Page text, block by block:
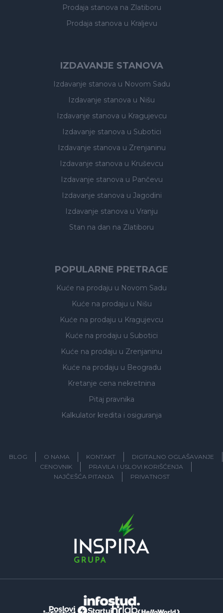
Prodaja stanova na Zlatiboru
Prodaja stanova u Kraljevu
IZDAVANJE STANOVA
Izdavanje stanova u Novom Sadu
Izdavanje stanova u Nišu
Izdavanje stanova u Kragujevcu
Izdavanje stanova u Subotici
Izdavanje stanova u Zrenjaninu
Izdavanje stanova u Kruševcu
Izdavanje stanova u Pančevu
Izdavanje stanova u Jagodini
Izdavanje stanova u Vranju
Stan na dan na Zlatiboru
POPULARNE PRETRAGE
Kuće na prodaju u Novom Sadu
Kuće na prodaju u Nišu
Kuće na prodaju u Kragujevcu
Kuće na prodaju u Subotici
Kuće na prodaju u Zrenjaninu
Kuće na prodaju u Beogradu
Kretanje cena nekretnina
Pitaj pravnika
Kalkulator kredita i osiguranja
BLOG O NAMA KONTAKT
DIGITALNO OGLAŠAVANJE
CENOVNIK
PRAVILA I USLOVI KORIŠĆENJA
NAJČEŠĆA PITANJA
PRIVATNOST